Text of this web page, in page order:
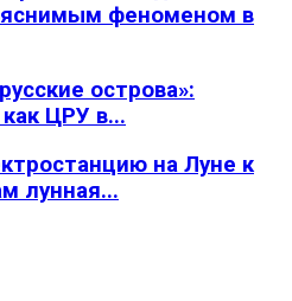
феноменом в
острова»:
ЦРУ в...
на Луне к
лунная...